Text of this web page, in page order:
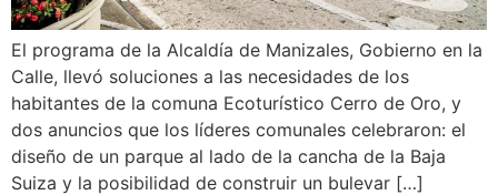
El programa de la Alcaldía de Manizales, Gobierno en la
Calle, llevó soluciones a las necesidades de los
habitantes de la comuna Ecoturístico Cerro de Oro, y
dos anuncios que los líderes comunales celebraron: el
diseño de un parque al lado de la cancha de la Baja
Suiza y la posibilidad de construir un bulevar […]